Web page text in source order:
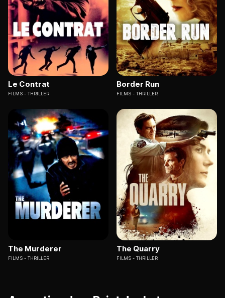
Le Contrat
FILMS THRILLER
Border Run
FILMS THRILLER
The Murderer
FILMS THRILLER
The Quarry
FILMS THRILLER